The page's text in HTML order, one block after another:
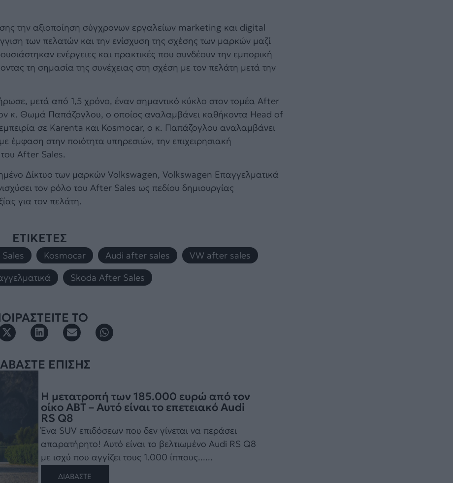
την αξιοποίηση σύγχρονων εργαλείων marketing και digital
των πελατών και την ενίσχυση της σχέσης των μαρκών μαζί
ενέργειες και πρακτικές που συνδέουν την εμπορική
τη σημασία της συνέχειας στη σχέση με τον πελάτη μετά την
μετά από 1,5 χρόνο, έναν σημαντικό κύκλο στον τομέα After
κ. Θωμά Παπάζογλου, ο οποίος αναλαμβάνει καθήκοντα Head of
σε Karenta και Kosmocar, ο κ. Παπάζογλου αναλαμβάνει
έμφαση στην ποιότητα υπηρεσιών, την επιχειρησιακή
After Sales.
Δίκτυο των μαρκών Volkswagen, Volkswagen Επαγγελματικά
τον ρόλο του After Sales ως πεδίου δημιουργίας
για τον πελάτη.
ΕΤΙΚΕΤΕΣ
, Kosmocar , Audi after sales , VW after sales
,
, Skoda After Sales
ΤΟ
ΕΠΙΣΗΣ
Η μετατροπή των 185.000 ευρώ από τον
οίκο ABT – Αυτό είναι το επετειακό Audi
RS Q8
Ένα SUV επιδόσεων που δεν γίνεται να περάσει
απαρατήρητο! Αυτό είναι το βελτιωμένο Audi RS Q8
με ισχύ που αγγίζει τους 1.000 ίππους......
ΔΙΑΒΑΣΤΕ